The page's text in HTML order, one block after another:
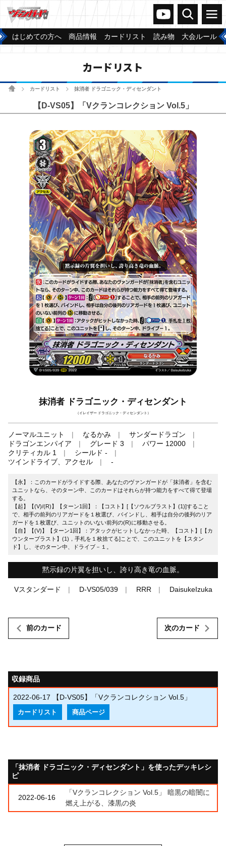
ヴァンガードch
検索 メニュー
はじめての方へ 商品情報 カードリスト 読み物 大会ルール
カードリスト
ホームカードリスト 抹消者 ドラゴニック・ディセンダント
【D-VS05】「Vクランコレクション Vol.5」
抹消者 ドラゴニック・ディセンダント
（イレイザー ドラゴニック・ディセンダント）
ノーマルユニット なるかみ
サンダードラゴン
ドラゴンエンパイア
グレード 3
パワー 12000
クリティカル 1
シールド -
ツインドライブ、アクセル
-
【永】：このカードがライドする際、あなたのヴァンガードが「抹消者」を含む
ユニットなら、そのターン中、このカードはそれらが持つ能力をすべて得て登場
する。
【起】【(V)/(R)】【ターン1回】：【コスト】[【ソウルブラスト】(1)]すること
で、相手の前列のリアガードを１枚選び、バインドし、相手は自分の後列のリア
ガードを１枚選び、ユニットのいない前列の(R)に移動させる。
【自】【(V)】【ターン1回】：アタックがヒットしなかった時、【コスト】[【カ
ウンターブラスト】(1)，手札を１枚捨てる]ことで、このユニットを【スタン
ド】し、そのターン中、ドライブ－１。
黙示録の片翼を担いし、誇り高き竜の血脈。
Vスタンダード D-VS05/039 RRR DaisukeIzuka
前のカード 次のカード
収録商品
2022-06-17 【D-VS05】「Vクランコレクション Vol.5」
カードリスト 商品ページ
「抹消者 ドラゴニック・ディセンダント」を使ったデッキレシ
ピ
2022-06-16
「Vクランコレクション Vol.5」 暗黒の暗闇に
燃え上がる、漆黒の炎